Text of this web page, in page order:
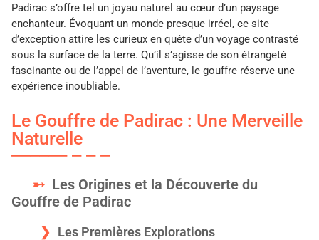
Padirac s’offre tel un joyau naturel au cœur d’un paysage
enchanteur. Évoquant un monde presque irréel, ce site
d’exception attire les curieux en quête d’un voyage contrasté
sous la surface de la terre. Qu’il s’agisse de son étrangeté
fascinante ou de l’appel de l’aventure, le gouffre réserve une
expérience inoubliable.
Le Gouffre de Padirac : Une Merveille
Naturelle
Les Origines et la Découverte du
Gouffre de Padirac
Les Premières Explorations